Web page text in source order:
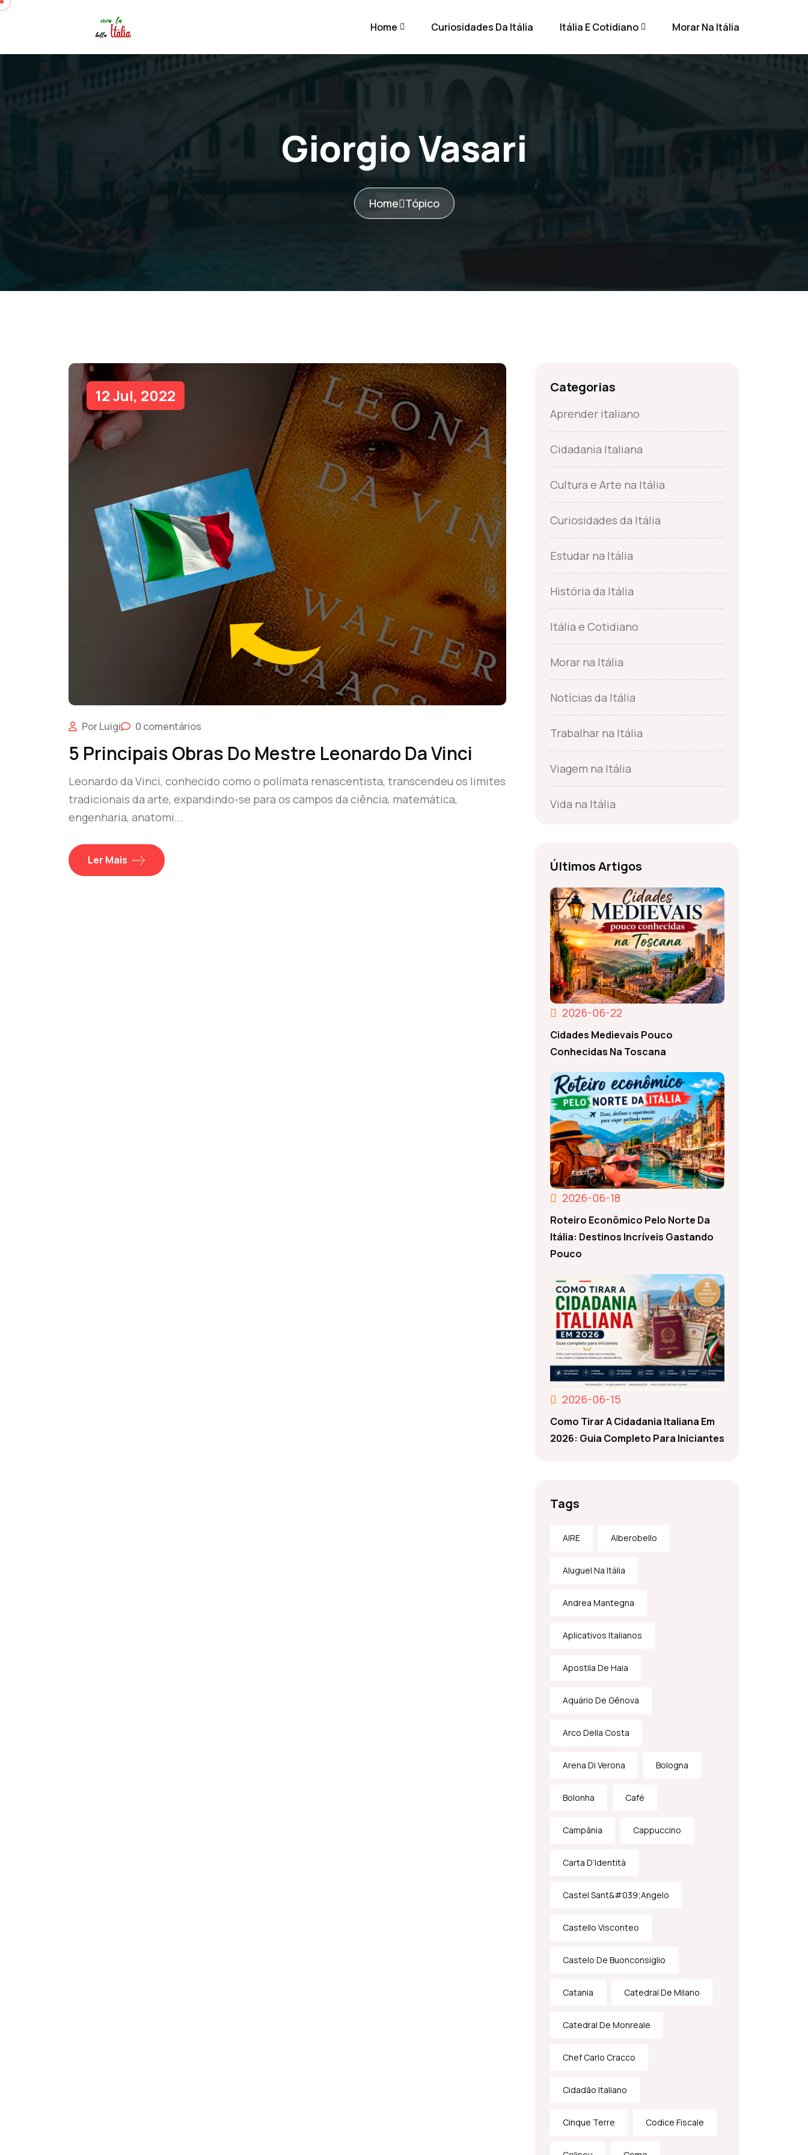
Home Curiosidades Da Itália Itália E Cotidiano Morar Na Itália
Giorgio Vasari
Home Tópico
12 Jul, 2022
Por Luigi 0 comentários
5 Principais Obras Do Mestre Leonardo Da Vinci
Leonardo da Vinci, conhecido como o polímata renascentista, transcendeu os limites
tradicionais da arte, expandindo-se para os campos da ciência, matemática,
engenharia, anatomi...
Ler Mais
Categorias
Aprender italiano
Cidadania Italiana
Cultura e Arte na Itália
Curiosidades da Itália
Estudar na Itália
História da Itália
Itália e Cotidiano
Morar na Itália
Notícias da Itália
Trabalhar na Itália
Viagem na Itália
Vida na Itália
Últimos Artigos
2026-06-22
Cidades Medievais Pouco
Conhecidas Na Toscana
2026-06-18
Roteiro Econômico Pelo Norte Da
Itália: Destinos Incríveis Gastando
Pouco
2026-06-15
Como Tirar A Cidadania Italiana Em
2026: Guia Completo Para Iniciantes
Tags
AIRE Alberobello
Aluguel Na Itália
Andrea Mantegna
Aplicativos Italianos
Apostila De Haia
Aquário De Gênova
Arco Della Costa
Arena Di Verona Bologna
Bolonha Café
Campânia Cappuccino
Carta D’Identità
Castel Sant&#039;Angelo
Castello Visconteo
Castelo De Buonconsiglio
Catania Catedral De Milano
Catedral De Monreale
Chef Carlo Cracco
Cidadão Italiano
Cinque Terre Codice Fiscale